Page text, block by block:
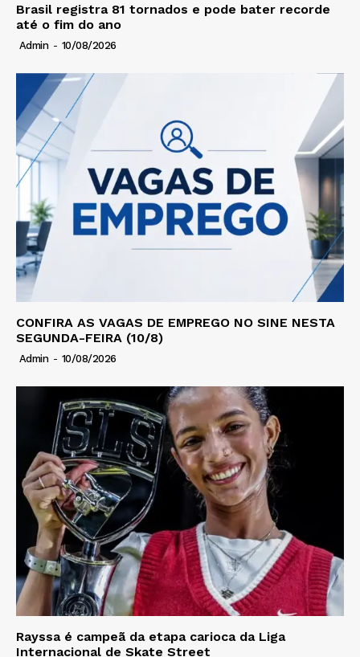
Brasil registra 81 tornados e pode bater recorde
até o fim do ano
Admin - 10/08/2026
CONFIRA AS VAGAS DE EMPREGO NO SINE NESTA
SEGUNDA-FEIRA (10/8)
Admin - 10/08/2026
Rayssa é campeã da etapa carioca da Liga
Internacional de Skate Street